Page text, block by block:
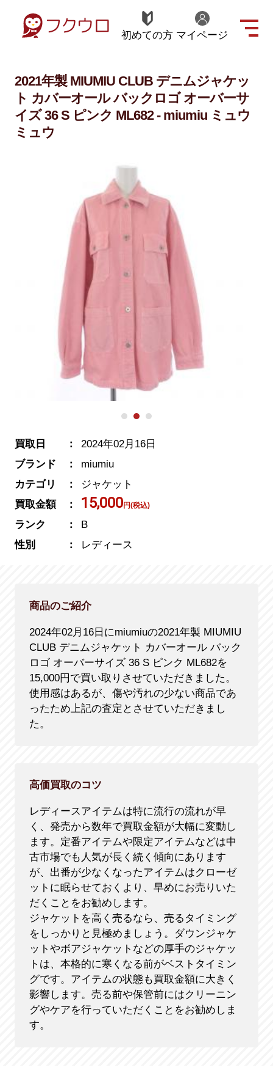
初めての方 マイページ
2021年製 MIUMIU CLUB デニムジャケッ
ト カバーオール バックロゴ オーバーサ
イズ 36 S ピンク ML682 - miumiu ミュウ
ミュウ
買取日
2024年02月16日
ブランド
miumiu
カテゴリ
ジャケット
買取金額
15,000円(税込)
ランク
B
性別
レディース
商品のご紹介
2024年02月16日にmiumiuの2021年製 MIUMIU
CLUB デニムジャケット カバーオール バック
ロゴ オーバーサイズ 36 S ピンク ML682を
15,000円で買い取りさせていただきました。
使用感はあるが、傷や汚れの少ない商品であ
ったため上記の査定とさせていただきまし
た。
高価買取のコツ
レディースアイテムは特に流行の流れが早
く、発売から数年で買取金額が大幅に変動し
ます。定番アイテムや限定アイテムなどは中
古市場でも人気が長く続く傾向にあります
が、出番が少なくなったアイテムはクローゼ
ットに眠らせておくより、早めにお売りいた
だくことをお勧めします。
ジャケットを高く売るなら、売るタイミング
をしっかりと見極めましょう。ダウンジャケ
ットやボアジャケットなどの厚手のジャケッ
トは、本格的に寒くなる前がベストタイミン
グです。アイテムの状態も買取金額に大きく
影響します。売る前や保管前にはクリーニン
グやケアを行っていただくことをお勧めしま
す。